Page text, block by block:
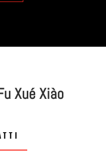
Xué Xiào